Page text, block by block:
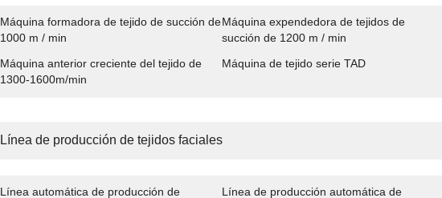
Máquina formadora de tejido de succión de
1000 m / min
Máquina expendedora de tejidos de
succión de 1200 m / min
Máquina anterior creciente del tejido de
1300-1600m/min
Máquina de tejido serie TAD
Línea de producción de tejidos faciales
Línea automática de producción de
Línea de producción automática de